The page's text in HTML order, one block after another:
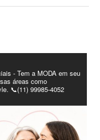
- Tem a MODA em seu
áreas como
📞(11) 99985-4052